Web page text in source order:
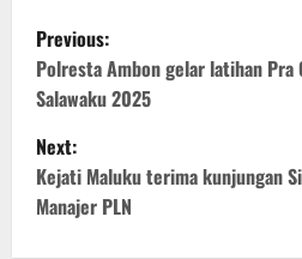
P
o
s
t
n
Previous:
Polresta Ambon gelar latihan Pra
Salawaku 2025
Next:
Kejati Maluku terima kunjungan
Manajer PLN